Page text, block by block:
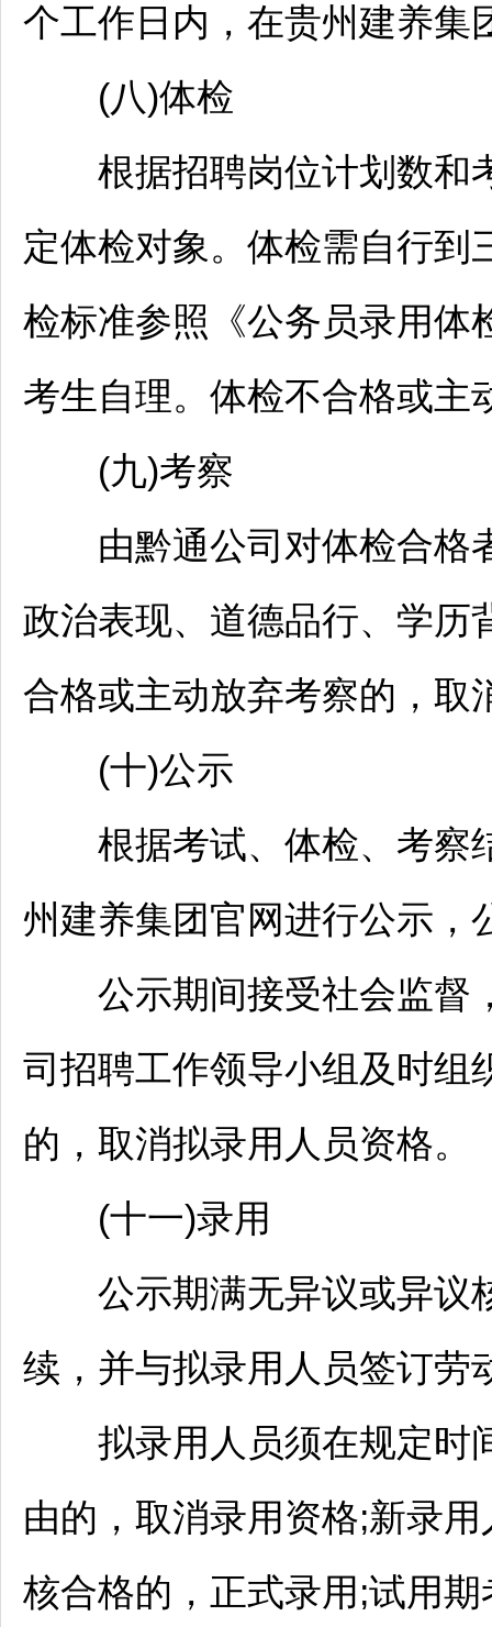
个工作日内，在贵州建养集
(八)体检
根据招聘岗位计划数和
定体检对象。体检需自行到
检标准参照《公务员录用体
考生自理。体检不合格或主
(九)考察
由黔通公司对体检合格
政治表现、道德品行、学历
合格或主动放弃考察的，取
(十)公示
根据考试、体检、考察
州建养集团官网进行公示，
公示期间接受社会监督
司 招聘工作领导小组及时组
的，取消拟录用人员资格。
(十一)录用
公示期满无异议或异议
续，并与拟录用人员签订劳
拟录用人员须在规定时
由的，取消录用资格;新录
核合格的，正式录用;试用